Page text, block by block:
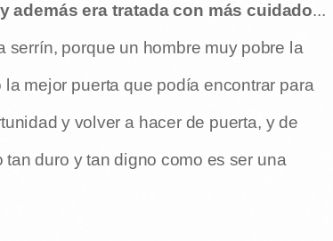
además era tratada con más cuidado...
porque un hombre muy pobre la
mejor puerta que podía encontrar para
y volver a hacer de puerta, y de
duro y tan digno como es ser una